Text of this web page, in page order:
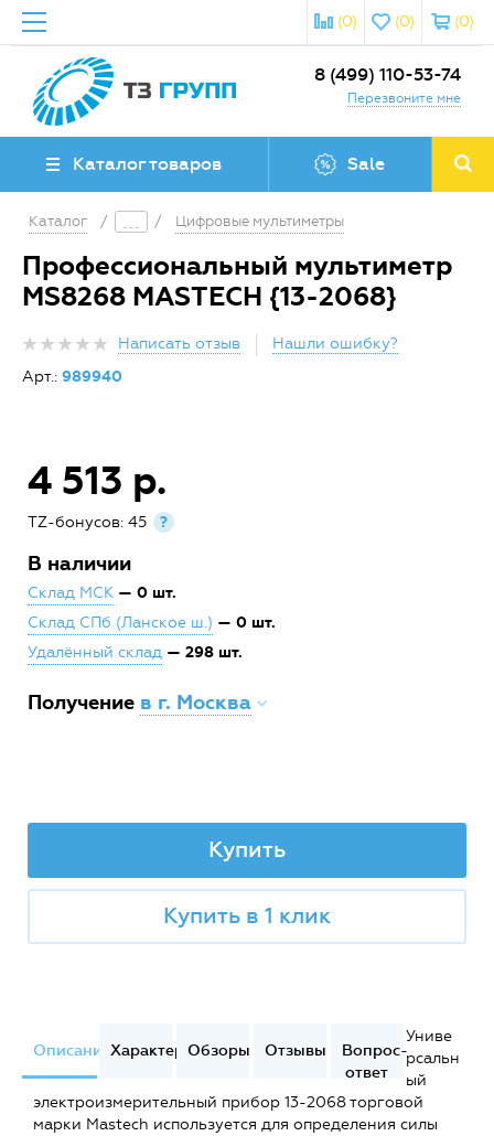
(0)
(0)
(0)
8 (499) 110-53-74
Перезвоните мне
Каталог товаров Sale
Каталог / / Цифровые мультиметры
Профессиональный мультиметр
MS8268 MASTECH {13-2068}
Написать отзыв
Нашли ошибку?
Арт.: 989940
4 513 р.
TZ-бонусов: 45 ?
В наличии
Склад МСК — 0 шт.
Склад СПб (Ланское ш.) — 0 шт.
Удалённый склад — 298 шт.
Получение в г. Москва
Купить
Купить в 1 клик
ОписаниеХарактеристики
Обзоры Отзывы
Вопрос-
ответ
Униве
рсальн
ый
электроизмерительный прибор 13-2068 торговой
марки Mastech используется для определения силы